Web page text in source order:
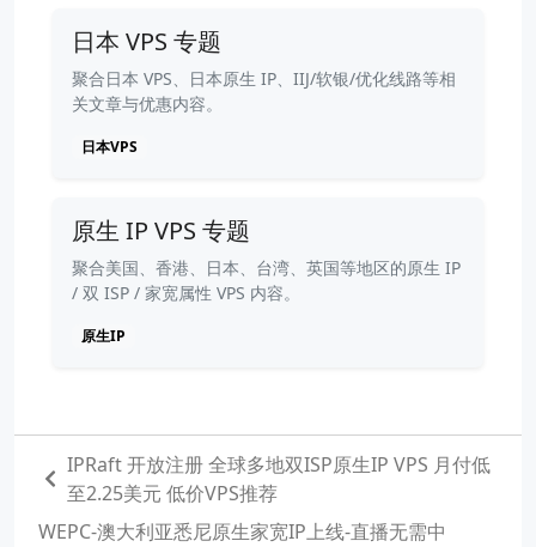
日本 VPS 专题
聚合日本 VPS、日本原生 IP、IIJ/软银/优化线路等相
关文章与优惠内容。
日本VPS
原生 IP VPS 专题
聚合美国、香港、日本、台湾、英国等地区的原生 IP
/ 双 ISP / 家宽属性 VPS 内容。
原生IP
IPRaft 开放注册 全球多地双ISP原生IP VPS 月付低
至2.25美元 低价VPS推荐
WEPC-澳大利亚悉尼原生家宽IP上线-直播无需中